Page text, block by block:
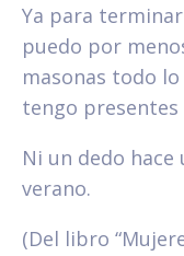
Ya para
puedo por
masonas todo
tengo presentes
Ni un dedo
verano.
(Del libro